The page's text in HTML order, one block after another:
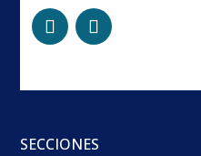
SECCIONES